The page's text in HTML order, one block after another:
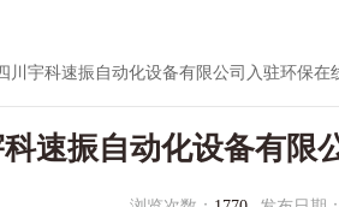
川宇科速振自动化设备有限公司入驻环保在
科速振自动化设备有限